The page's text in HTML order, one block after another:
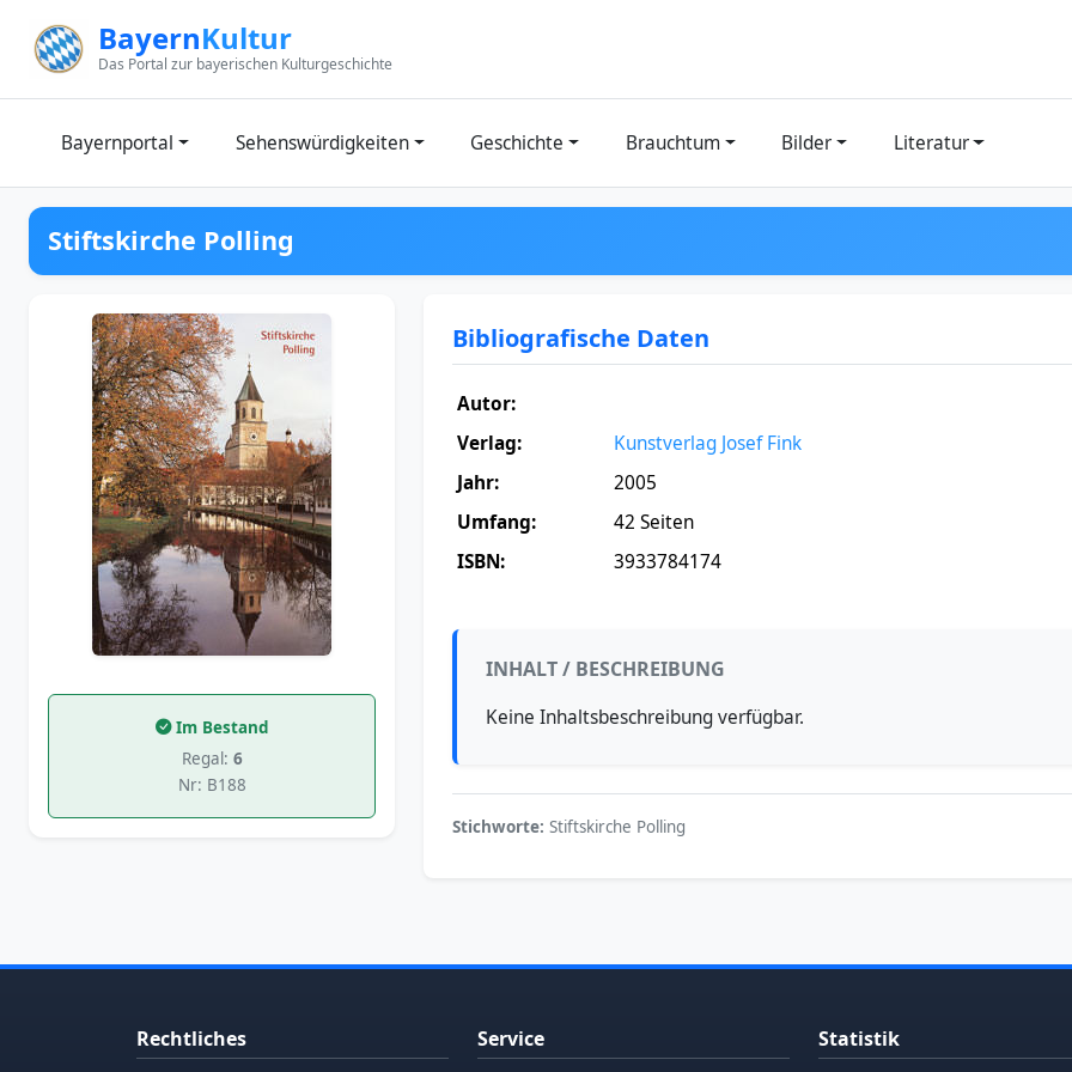
BayernKultur
Das Portal zur bayerischen Kulturgeschichte
Bayernportal Sehenswürdigkeiten Geschichte Brauchtum Bilder Literatur
Stiftskirche Polling
Im Bestand
Regal: 6
Nr: B188
Bibliografische Daten
Autor:
Verlag:
Kunstverlag Josef Fink
Jahr:
2005
Umfang:
42 Seiten
ISBN:
3933784174
INHALT / BESCHREIBUNG
Keine Inhaltsbeschreibung verfügbar.
Stichworte: Stiftskirche Polling
Rechtliches Service Statistik